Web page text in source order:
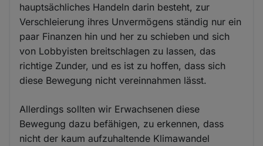
hauptsächliches Handeln darin besteht, zur
Verschleierung ihres Unvermögens ständig nur ein
paar Finanzen hin und her zu schieben und sich
von Lobbyisten breitschlagen zu lassen, das
richtige Zunder, und es ist zu hoffen, dass sich
diese Bewegung nicht vereinnahmen lässt.
Allerdings sollten wir Erwachsenen diese
Bewegung dazu befähigen, zu erkennen, dass
nicht der kaum aufzuhaltende Klimawandel